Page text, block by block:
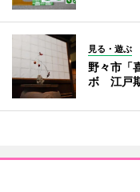
見る・遊ぶ
野々市「
ボ 江戸